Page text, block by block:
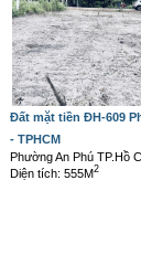
Đất mặt tiền ĐH-609
- TPHCM
Phường An Phú TP.Hồ
Diện tích: 555M2